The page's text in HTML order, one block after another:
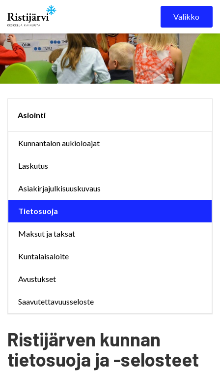
Skip to content
Valikko
Asiointi
Kunnantalon aukioloajat
Laskutus
Asiakirjajulkisuuskuvaus
Tietosuoja
Maksut ja taksat
Kuntalaisaloite
Avustukset
Saavutettavuusseloste
Ristijärven kunnan
tietosuoja ja -selosteet